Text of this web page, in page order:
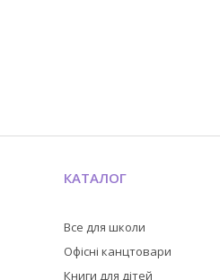
КАТАЛОГ
Все для школи
Офісні канцтовари
Книги для дітей